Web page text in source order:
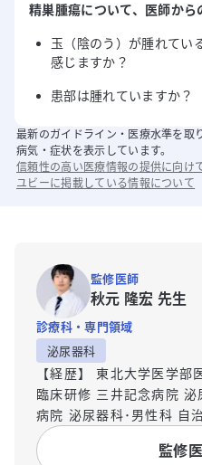
精巣腫瘍について、医師から
玉（陰のう）が腫れてい
感じますか？
患部は腫れていますか？
最新のガイドライン・医療水準を取
病気・症状を表示しています。
信頼性の高い医療情報の提供に向け
ユビーに掲載している情報について
監修医師
秋元 隆宏 先生
診療科・専門領域
泌尿器科
【経歴】 東北大学医学
臨床研修 三井記念病院
病院 泌尿器科･男性科 自
講座 泌尿器科学部門 病
ム生理学講座 東京大学大
監修